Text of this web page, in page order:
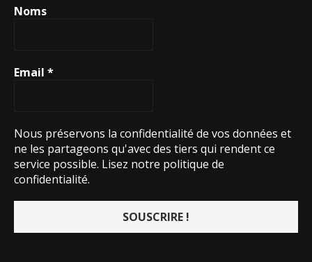
Noms
Email *
Nous préservons la confidentialité de vos données et
ne les partageons qu'avec des tiers qui rendent ce
service possible. Lisez notre politique de
confidentialité.